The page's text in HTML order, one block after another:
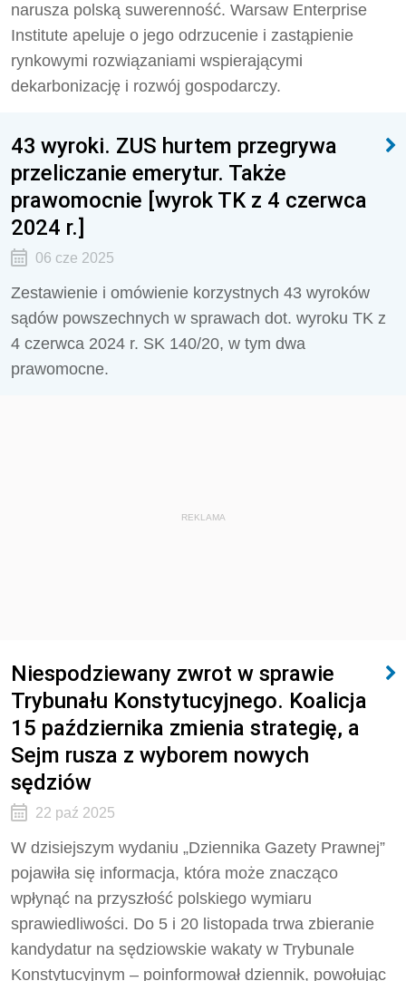
narusza polską suwerenność. Warsaw Enterprise
Institute apeluje o jego odrzucenie i zastąpienie
rynkowymi rozwiązaniami wspierającymi
dekarbonizację i rozwój gospodarczy.
43 wyroki. ZUS hurtem przegrywa
przeliczanie emerytur. Także
prawomocnie [wyrok TK z 4 czerwca
2024 r.]
06 cze 2025
Zestawienie i omówienie korzystnych 43 wyroków
sądów powszechnych w sprawach dot. wyroku TK z
4 czerwca 2024 r. SK 140/20, w tym dwa
prawomocne.
REKLAMA
Niespodziewany zwrot w sprawie
Trybunału Konstytucyjnego. Koalicja
15 października zmienia strategię, a
Sejm rusza z wyborem nowych
sędziów
22 paź 2025
W dzisiejszym wydaniu „Dziennika Gazety Prawnej”
pojawiła się informacja, która może znacząco
wpłynąć na przyszłość polskiego wymiaru
sprawiedliwości. Do 5 i 20 listopada trwa zbieranie
kandydatur na sędziowskie wakaty w Trybunale
Konstytucyjnym – poinformował dziennik, powołując